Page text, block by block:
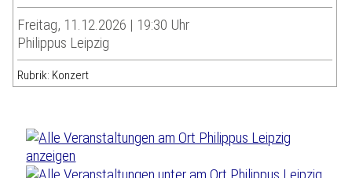
Freitag, 11.12.2026 | 19:30 Uhr
Philippus Leipzig
Rubrik: Konzert